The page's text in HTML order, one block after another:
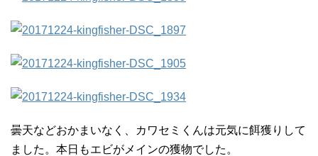
曇天などおかまいなく、カワセミくんは元気に餌獲りして
ました。本日もエビがメインの獲物でした。